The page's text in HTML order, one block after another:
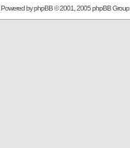
Powered byphpBB© 2001, 2005 phpBB Group